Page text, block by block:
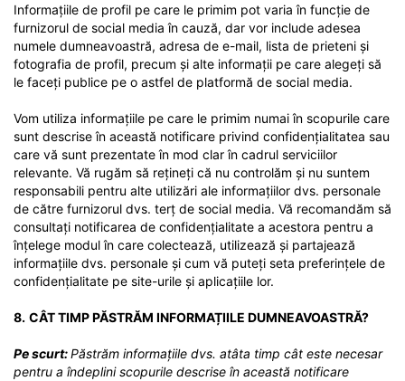
Informațiile de profil pe care le primim pot varia în funcție de
furnizorul de social media în cauză, dar vor include adesea
numele dumneavoastră, adresa de e-mail, lista de prieteni și
fotografia de profil, precum și alte informații pe care alegeți să
le faceți publice pe o astfel de platformă de social media.
Vom utiliza informațiile pe care le primim numai în scopurile care
sunt descrise în această notificare privind confidențialitatea sau
care vă sunt prezentate în mod clar în cadrul serviciilor
relevante. Vă rugăm să rețineți că nu controlăm și nu suntem
responsabili pentru alte utilizări ale informațiilor dvs. personale
de către furnizorul dvs. terț de social media. Vă recomandăm să
consultați notificarea de confidențialitate a acestora pentru a
înțelege modul în care colectează, utilizează și partajează
informațiile dvs. personale și cum vă puteți seta preferințele de
confidențialitate pe site-urile și aplicațiile lor.
8. CÂT TIMP PĂSTRĂM INFORMAȚIILE DUMNEAVOASTRĂ?
Pe scurt:Păstrăm informațiile dvs. atâta timp cât este necesar
pentru a îndeplini scopurile descrise în această notificare